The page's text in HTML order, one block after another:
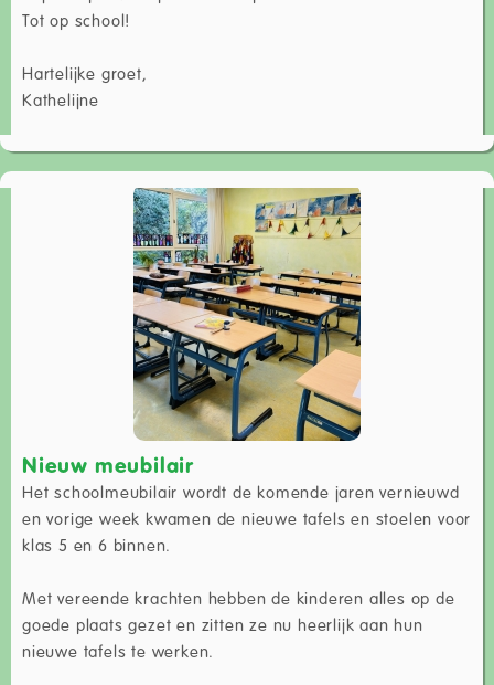
Tot op school!
Hartelijke groet,
Kathelijne
Nieuw meubilair
Het schoolmeubilair wordt de komende jaren vernieuwd
en vorige week kwamen de nieuwe tafels en stoelen voor
klas 5 en 6 binnen.
Met vereende krachten hebben de kinderen alles op de
goede plaats gezet en zitten ze nu heerlijk aan hun
nieuwe tafels te werken.